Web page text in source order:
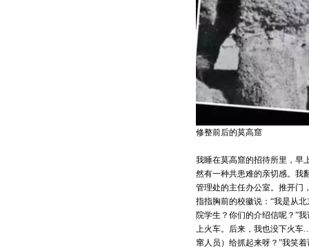
修整前后的莫高窟
我睡在莫高窟的招待所里，
然有一种共患难的亲切感。我
管理处的主任办公室。推开门
指指胸前的校徽说：“我是从
院学生？你们的介绍信呢？”
上火车。后来，我也没下火车
窜人员）给抓起来呀？”我笑